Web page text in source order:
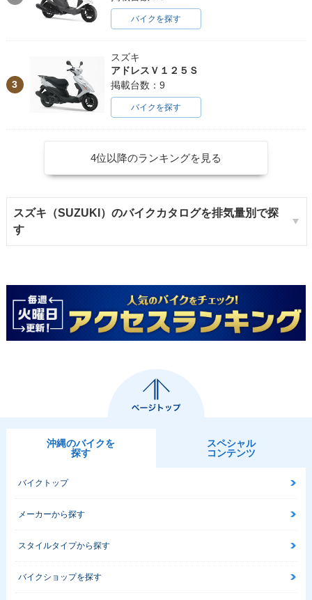
バイクを探す
3
スズキ
アドレスＶ１２５Ｓ
掲載台数：9
バイクを探す
4位以降のランキングを見る
スズキ（SUZUKI）のバイクカタログを排気量別で探
す
沖縄のバイクを
探す
スペシャル
コンテンツ
バイクトップ
メーカーから探す
スタイルタイプから探す
バイクショップを探す